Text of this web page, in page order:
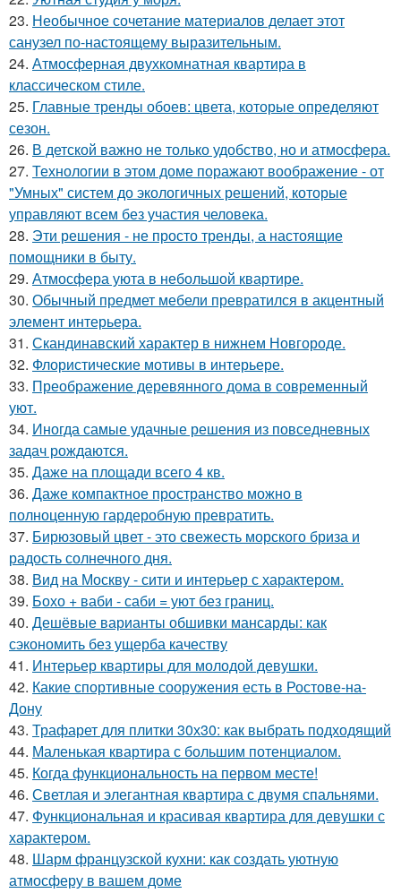
23. Необычное сочетание материалов делает этот
санузел по-настоящему выразительным.
24. Атмосферная двухкомнатная квартира в
классическом стиле.
25. Главные тренды обоев: цвета, которые определяют
сезон.
26. В детской важно не только удобство, но и атмосфера.
27. Технологии в этом доме поражают воображение - от
"Умных" систем до экологичных решений, которые
управляют всем без участия человека.
28. Эти решения - не просто тренды, а настоящие
помощники в быту.
29. Атмосфера уюта в небольшой квартире.
30. Обычный предмет мебели превратился в акцентный
элемент интерьера.
31. Скандинавский характер в нижнем Новгороде.
32. Флористические мотивы в интерьере.
33. Преображение деревянного дома в современный
уют.
34. Иногда самые удачные решения из повседневных
задач рождаются.
35. Даже на площади всего 4 кв.
36. Даже компактное пространство можно в
полноценную гардеробную превратить.
37. Бирюзовый цвет - это свежесть морского бриза и
радость солнечного дня.
38. Вид на Москву - сити и интерьер с характером.
39. Бохо + ваби - саби = уют без границ.
40. Дешёвые варианты обшивки мансарды: как
сэкономить без ущерба качеству
41. Интерьер квартиры для молодой девушки.
42. Какие спортивные сооружения есть в Ростове-на-
Дону
43. Трафарет для плитки 30х30: как выбрать подходящий
44. Маленькая квартира с большим потенциалом.
45. Когда функциональность на первом месте!
46. Светлая и элегантная квартира с двумя спальнями.
47. Функциональная и красивая квартира для девушки с
характером.
48. Шарм французской кухни: как создать уютную
атмосферу в вашем доме